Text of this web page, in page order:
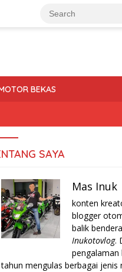
BEKAS
SAYA
Mas Inuk
konten
blogger
balik bendera
Inukotovlog.
pengalaman
tahun mengulas berbagai jenis